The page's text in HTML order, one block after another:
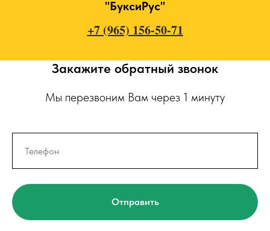
"БуксиРус"
+7 (965) 156-50-71
Закажите обратный звонок
Мы перезвоним Вам через 1 минуту
Отправить